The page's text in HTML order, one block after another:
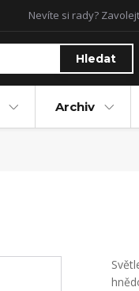
Hledat
Nevíte si rady?
Archiv